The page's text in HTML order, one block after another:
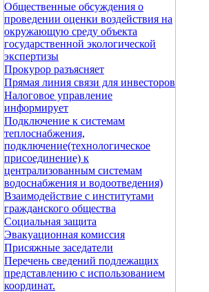
Общественные обсуждения о
проведении оценки воздействия на
окружающую среду объекта
государственной экологической
экспертизы
Прокурор разъясняет
Прямая линия связи для инвесторов
Налоговое управление
информирует
Подключение к системам
теплоснабжения,
подключение(технологическое
присоединение) к
централизованным системам
водоснабжения и водоотведения)
Взаимодействие с институтами
гражданского общества
Социальная защита
Эвакуационная комиссия
Присяжные заседатели
Перечень сведений подлежащих
представлению с использованием
координат.